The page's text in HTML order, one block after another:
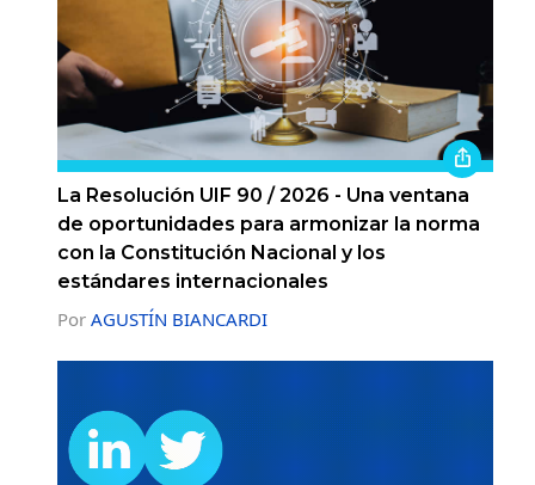
La Resolución UIF 90 / 2026 - Una ventana
de oportunidades para armonizar la norma
con la Constitución Nacional y los
estándares internacionales
Por AGUSTÍN BIANCARDI